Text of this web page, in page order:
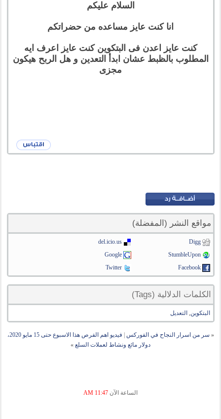
السلام عليكم
انا كنت عايز مساعده من حضراتكم
كنت عايز اعدن فى البتكوين كنت عايز اعرف ايه
المطلوب بالظبط عشان ابدأ التعدين و هل الربح هيكون
مجزى
مواقع النشر (المفضلة)
Digg
del.icio.us
StumbleUpon
Google
Facebook
Twitter
الكلمات الدلالية (Tags)
البتكوين, التعديل
« سر من اسرار النجاح في الفوركس
فيديو اهم الفرص هذا الاسبوع حتى 15 مايو 2020،
دولار مائع ونشاط لعملات السلع »
الساعة الآن 11:47 AM